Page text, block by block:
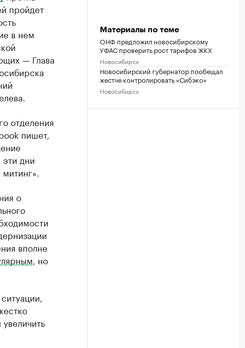
пройдет
в нем
— Глава
отделения
пишет,
дни
о
вполне
, но
Материалы по теме
ОНФ предложил новосибирскому
УФАС проверить рост тарифов ЖКХ
Новосибирск
Новосибирский губернатор пообещал
жестче контролировать «Сибэко»
Новосибирск